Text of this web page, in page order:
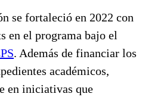
se fortaleció en 2022 con
en el programa bajo el
. Además de financiar los
académicos,
en iniciativas que